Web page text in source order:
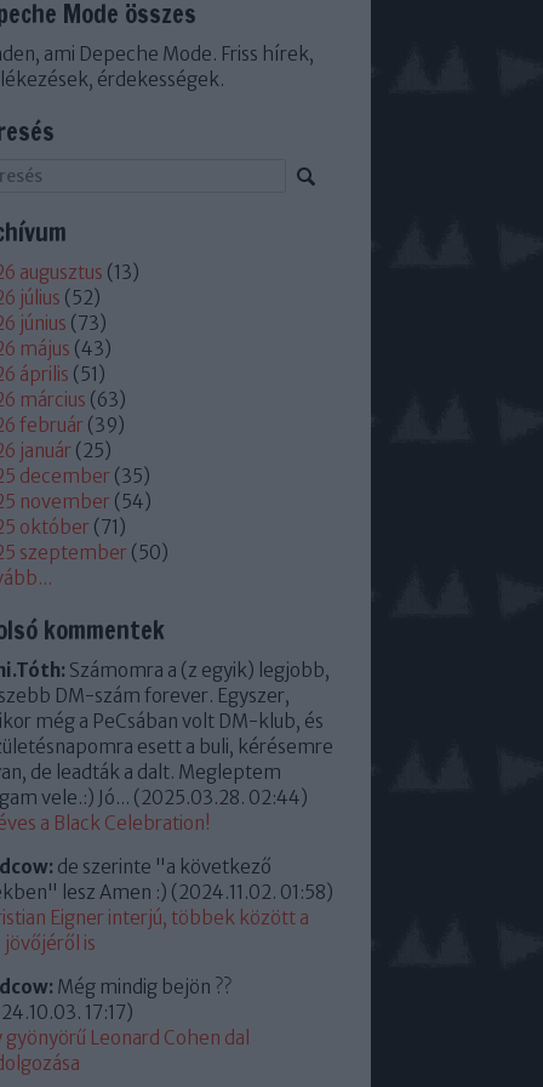
Mode összes
ami Depeche Mode. Friss hírek,
érdekességek.
augusztus (13)
július (52)
június (73)
május (43)
április (51)
március (63)
február (39)
január (25)
december (35)
november (54)
október (71)
szeptember (50)
...
kommentek
Számomra a (z egyik) legjobb,
DM-szám forever. Egyszer,
még a PeCsában volt DM-klub, és
esett a buli, kérésemre
de leadták a dalt. Megleptem
vele.:) Jó... (2025.03.28. 02:44)
a Black Celebration!
de szerinte "a következő
lesz Amen :) (2024.11.02. 01:58)
Eigner interjú, többek között a
jövőjéről is
Még mindig bejön ??
17:17)
gyönyörű Leonard Cohen dal